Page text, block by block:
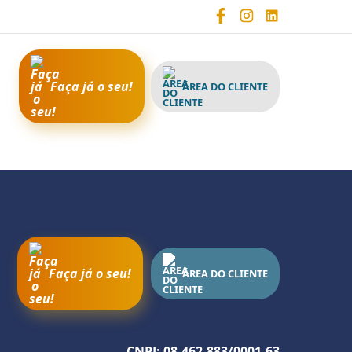
Faça já o seu! ÁREA DO CLIENTE
Faça já o seu! ÁREA DO CLIENTE